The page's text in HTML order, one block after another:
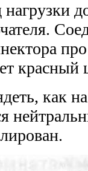
красный
как